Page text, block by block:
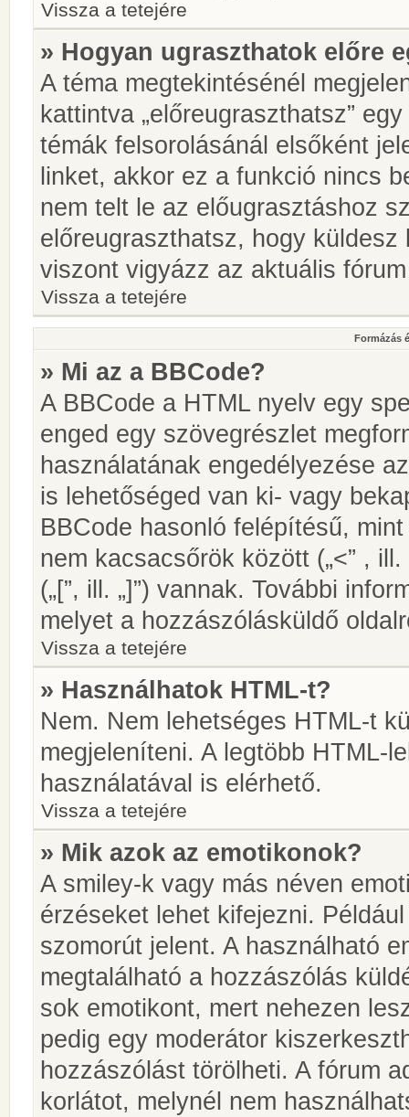
Vissza a tetejére
» Hogyan ugraszthatok előre
A téma megtekintésénél
kattintva „előreugraszthatsz”
témák felsorolásánál elsőként
linket, akkor ez a funkció nincs
nem telt le az előugrasztáshoz
előreugraszthatsz, hogy
viszont vigyázz az aktuális
Vissza a tetejére
Formázás
» Mi az a BBCode?
A BBCode a HTML nyelv egy
enged egy szövegrészlet
használatának engedélyezése
is lehetőséged van ki- vagy
BBCode hasonló felépítésű,
nem kacsacsőrök között („<” ,
(„[”, ill. „]”) vannak. További
melyet a hozzászólásküldő
Vissza a tetejére
» Használhatok HTML-t?
Nem. Nem lehetséges HTML-t
megjeleníteni. A legtöbb HTML-
használatával is elérhető.
Vissza a tetejére
» Mik azok az emotikonok?
A smiley-k vagy más néven
érzéseket lehet kifejezni.
szomorút jelent. A használható
megtalálható a hozzászólás
sok emotikont, mert nehezen
pedig egy moderátor
hozzászólást törölheti. A fórum
korlátot, melynél nem